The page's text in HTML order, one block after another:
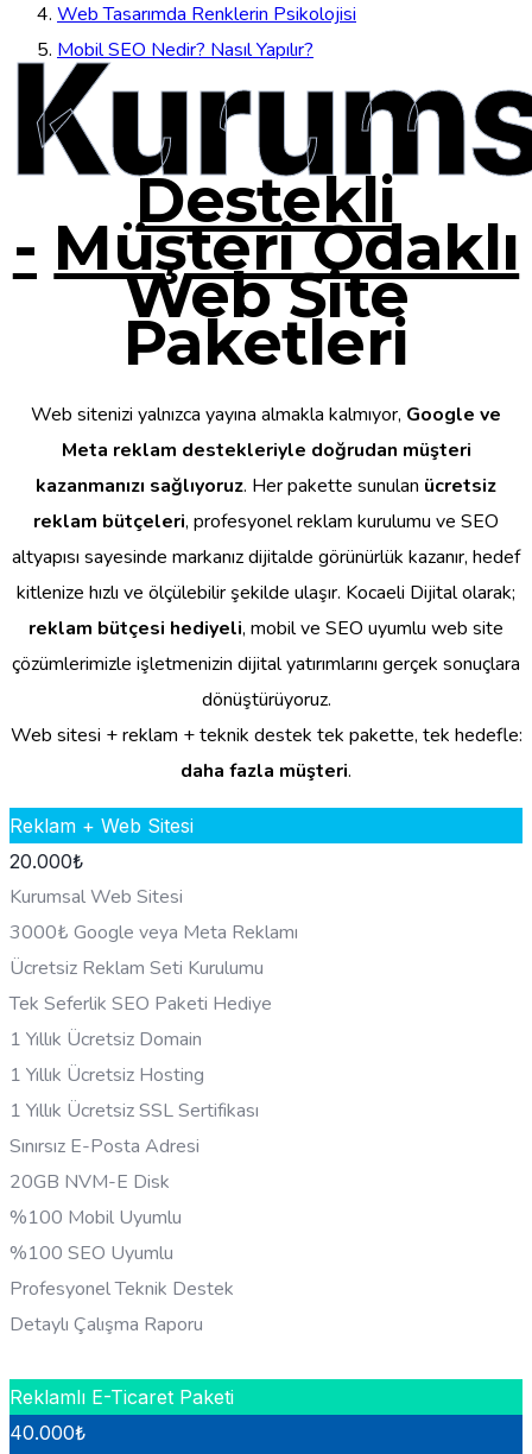
Web Tasarımda Renklerin Psikolojisi
Mobil SEO Nedir? Nasıl Yapılır?
Destekli
- Müşteri Odaklı
Web Site
Paketleri
Web sitenizi yalnızca yayına almakla kalmıyor, Google ve
Meta reklam destekleriyle doğrudan müşteri
kazanmanızı sağlıyoruz. Her pakette sunulan ücretsiz
reklam bütçeleri, profesyonel reklam kurulumu ve SEO
altyapısı sayesinde markanız dijitalde görünürlük kazanır, hedef
kitlenize hızlı ve ölçülebilir şekilde ulaşır. Kocaeli Dijital olarak;
reklam bütçesi hediyeli, mobil ve SEO uyumlu web site
çözümlerimizle işletmenizin dijital yatırımlarını gerçek sonuçlara
dönüştürüyoruz.
Web sitesi + reklam + teknik destek tek pakette, tek hedefle:
daha fazla müşteri.
Reklam + Web Sitesi
20.000₺
Kurumsal Web Sitesi
3000₺ Google veya Meta Reklamı
Ücretsiz Reklam Seti Kurulumu
Tek Seferlik SEO Paketi Hediye
1 Yıllık Ücretsiz Domain
1 Yıllık Ücretsiz Hosting
1 Yıllık Ücretsiz SSL Sertifikası
Sınırsız E-Posta Adresi
20GB NVM-E Disk
%100 Mobil Uyumlu
%100 SEO Uyumlu
Profesyonel Teknik Destek
Detaylı Çalışma Raporu
Reklamlı E-Ticaret Paketi
40.000₺